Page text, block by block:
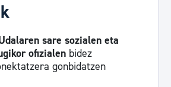
sare sozialen eta
ofizialen bidez
gonbidatzen